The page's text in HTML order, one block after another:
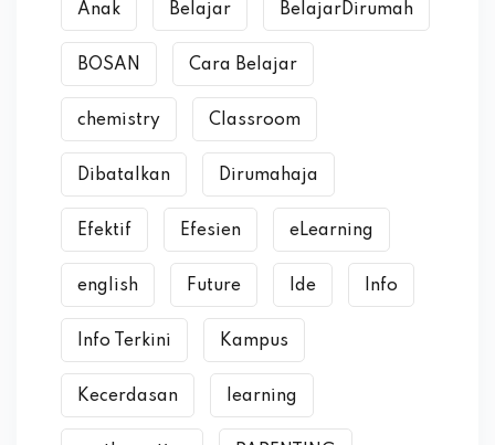
Anak Belajar BelajarDirumah
BOSAN Cara Belajar
chemistry Classroom
Dibatalkan Dirumahaja
Efektif Efesien eLearning
english Future Ide Info
Info Terkini Kampus
Kecerdasan learning